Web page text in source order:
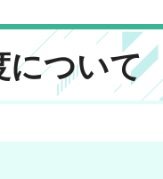
について